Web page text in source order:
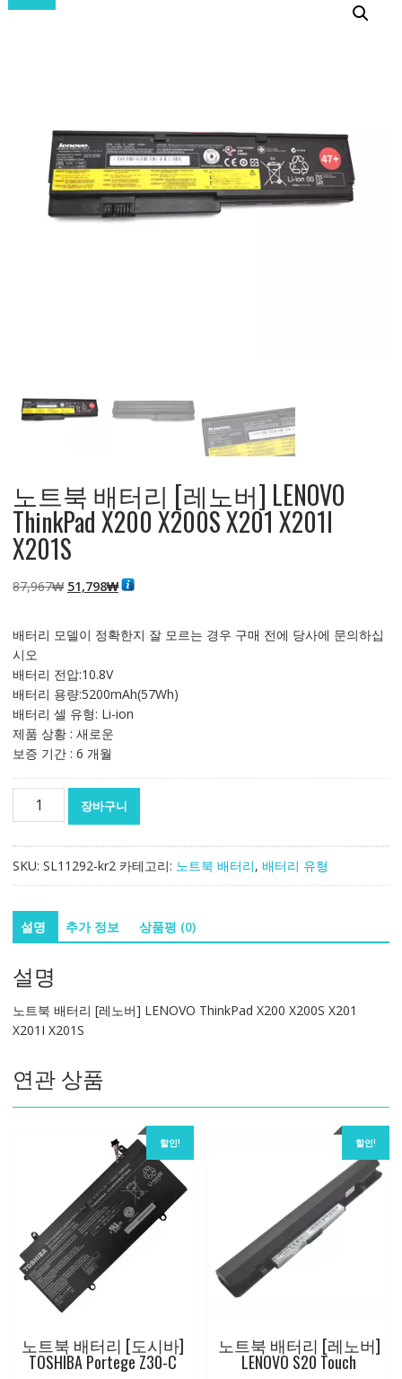
노트북 배터리 [레노버] LENOVO
ThinkPad X200 X200S X201 X201I
X201S
87,967₩ 원
격:
51,798₩현
격:
배터리 모델이 정확한지 잘 모르는 경우 구매 전에 당사에 문의하십
시오
배터리 전압:10.8V
배터리 용량:5200mAh(57Wh)
배터리 셀 유형: Li-ion
제품 상황 : 새로운
보증 기간 : 6 개월
터
[레
노
LENOVO
ThinkPad
X200
X200S
X201I
X201S
수
장바구니
SKU: SL11292-kr2 카테고리: 노트북 배터리, 배터리 유형
설명 추가 정보 상품평 (0)
설명
노트북 배터리 [레노버] LENOVO ThinkPad X200 X200S X201
X201I X201S
연관 상품
할인!
노트북 배터리 [도시바]
TOSHIBA Portege Z30-C
할인!
노트북 배터리 [레노버]
LENOVO S20 Touch